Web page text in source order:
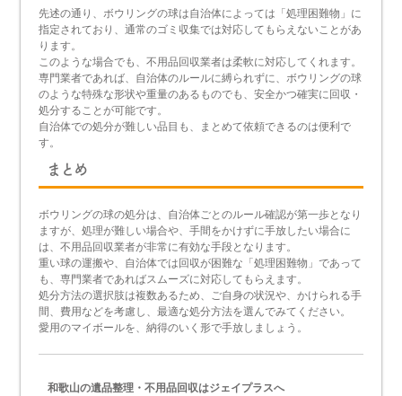
先述の通り、ボウリングの球は自治体によっては「処理困難物」に
指定されており、通常のゴミ収集では対応してもらえないことがあ
ります。
このような場合でも、不用品回収業者は柔軟に対応してくれます。
専門業者であれば、自治体のルールに縛られずに、ボウリングの球
のような特殊な形状や重量のあるものでも、安全かつ確実に回収・
処分することが可能です。
自治体での処分が難しい品目も、まとめて依頼できるのは便利で
す。
まとめ
ボウリングの球の処分は、自治体ごとのルール確認が第一歩となり
ますが、処理が難しい場合や、手間をかけずに手放したい場合に
は、不用品回収業者が非常に有効な手段となります。
重い球の運搬や、自治体では回収が困難な「処理困難物」であって
も、専門業者であればスムーズに対応してもらえます。
処分方法の選択肢は複数あるため、ご自身の状況や、かけられる手
間、費用などを考慮し、最適な処分方法を選んでみてください。
愛用のマイボールを、納得のいく形で手放しましょう。
和歌山の遺品整理・不用品回収はジェイプラスへ